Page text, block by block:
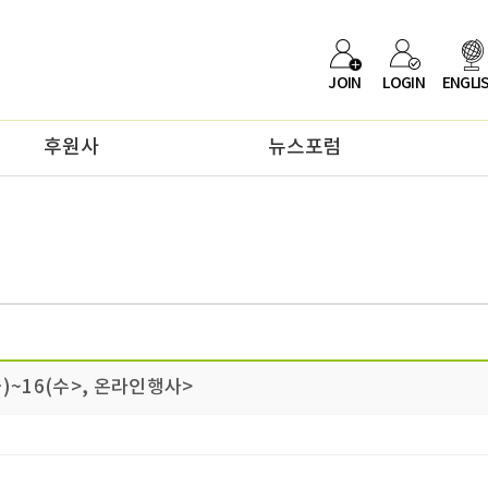
JOIN LOGIN
후원사 뉴스포럼
수>, 온라인행사>